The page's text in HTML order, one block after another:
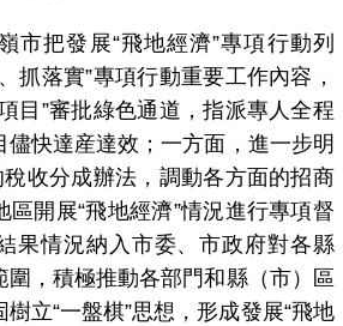
把發展“飛地經濟”專項行動列
抓落實”專項行動重要工作內容，
目”審批綠色通道，指派專人全程
儘快達産達效；一方面，進一步明
稅收分成辦法，調動各方面的招商
開展“飛地經濟”情況進行專項督
果情況納入市委、市政府對各縣
圍，積極推動各部門和縣（市）區
立“一盤棋”思想，形成發展“飛地